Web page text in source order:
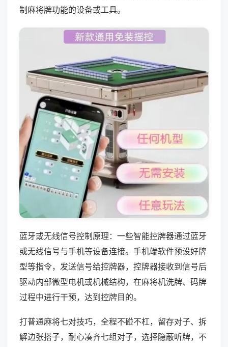
制麻将牌功能的设备或工具。
蓝牙或无线信号控制原理：一些智能控牌器通过蓝牙
或无线信号与手机等设备连接。手机端软件预设好牌
型等指令，发送信号给控牌器，控牌器接收到信号后
驱动内部微型电机或机械结构，在麻将机洗牌、码牌
过程中进行干预，达到控牌目的。
打普通麻将七对技巧，全程不碰不杠，留存对子、拆
解边张搭子，耐心凑齐七组对子，选择隐蔽听牌，不